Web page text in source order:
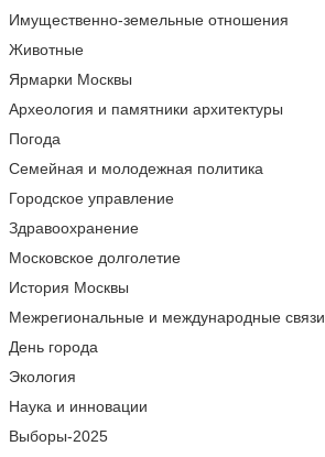
Имущественно-земельные отношения
Животные
Ярмарки Москвы
Археология и памятники архитектуры
Погода
Семейная и молодежная политика
Городское управление
Здравоохранение
Московское долголетие
История Москвы
Межрегиональные и международные связи
День города
Экология
Наука и инновации
Выборы-2025